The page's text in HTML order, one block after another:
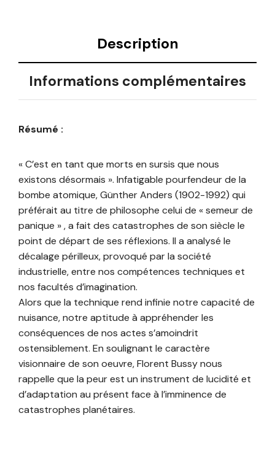
Description
Informations complémentaires
Résumé :
« C’est en tant que morts en sursis que nous
existons désormais ». Infatigable pourfendeur de la
bombe atomique, Günther Anders (1902-1992) qui
préférait au titre de philosophe celui de « semeur de
panique » , a fait des catastrophes de son siècle le
point de départ de ses réflexions. Il a analysé le
décalage périlleux, provoqué par la société
industrielle, entre nos compétences techniques et
nos facultés d’imagination.
Alors que la technique rend infinie notre capacité de
nuisance, notre aptitude à appréhender les
conséquences de nos actes s’amoindrit
ostensiblement. En soulignant le caractère
visionnaire de son oeuvre, Florent Bussy nous
rappelle que la peur est un instrument de lucidité et
d’adaptation au présent face à l’imminence de
catastrophes planétaires.